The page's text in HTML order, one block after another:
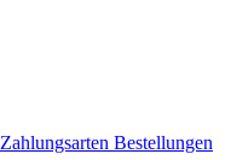
Zahlungsarten Bestellungen